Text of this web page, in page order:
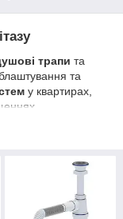
трапи та
та
у квартирах,
кабін
неприємних